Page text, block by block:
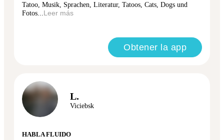
Tatoo, Musik, Sprachen, Literatur, Tatoos, Cats, Dogs und
Fotos...Leer más
Obtener la app
L.
Viciebsk
HABLA FLUIDO